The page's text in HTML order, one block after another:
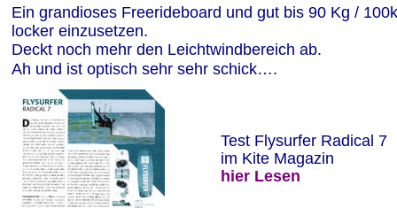
Ein grandioses Freerideboard und gut bis 90 Kg /
locker einzusetzen.
Deckt noch mehr den Leichtwindbereich ab.
Ah und ist optisch sehr sehr schick….
Test Flysurfer Radical 7
im Kite Magazin
hier Lesen